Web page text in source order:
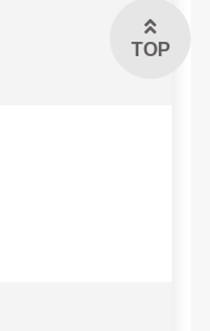
TOP